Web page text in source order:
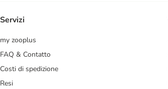
Servizi
my zooplus
FAQ & Contatto
Costi di spedizione
Resi